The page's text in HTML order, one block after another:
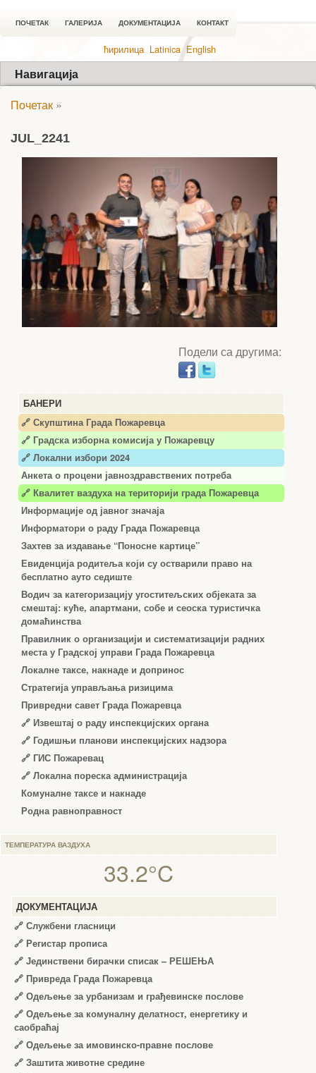
ПОЧЕТАК ГАЛЕРИЈА ДОКУМЕНТАЦИЈА КОНТАКТ
ћирилица Latinica English
Навигација
БАНЕРИ
🔗 Скупштина Града Пожаревца
🔗 Градска изборна комисија у Пожаревцу
🔗 Локални избори 2024
Анкета о процени јавноздравствених потреба
🔗 Квалитет ваздуха на територији града Пожаревца
Информације од јавног значаја
Информатори о раду Града Пожаревца
Захтев за издавање “Поносне картице”
Евиденција родитеља који су остварили право на
бесплатно ауто седиште
Водич за категоризацију угоститељских објеката за
смештај: куће, апартмани, собе и сеоска туристичка
домаћинства
Правилник о организацији и систематизацији радних
места у Градској управи Града Пожаревца
Локалне таксе, накнаде и допринос
Стратегија управљања ризицима
Привредни савет Града Пожаревца
🔗 Извештај о раду инспекцијских органа
🔗 Годишњи планови инспекцијских надзора
🔗 ГИС Пожаревац
🔗 Локална пореска администрација
Комуналне таксе и накнаде
Родна равноправност
Почетак »
JUL_2241
Подели са другима:
ТЕМПЕРАТУРА ВАЗДУХА
33.2°C
ДОКУМЕНТАЦИЈА
🔗 Службени гласници
🔗 Регистар прописа
🔗 Јединствени бирачки списак – РЕШЕЊА
🔗 Привреда Града Пожаревца
🔗 Одељење за урбанизам и грађевинске послове
🔗 Одељење за комуналну делатност, енергетику и
саобраћај
🔗 Одељење за имовинско-правне послове
🔗 Заштита животне средине